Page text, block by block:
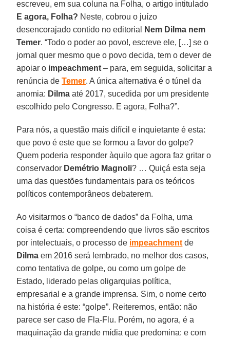
escreveu, em sua coluna na Folha, o artigo intitulado
E agora, Folha? Neste, cobrou o juízo
desencorajado contido no editorial
Nem Dilma nem
Temer. “Todo o poder ao povo!, escreve ele, […] se o
jornal quer mesmo que o povo decida, tem o dever de
apoiar o impeachment – para, em seguida, solicitar a
renúncia deTemer. A única alternativa é o túnel da
anomia: Dilma até 2017, sucedida por um presidente
escolhido pelo Congresso. E agora, Folha?”.
Para nós, a questão mais difícil e inquietante é esta:
que povo é este que se formou a favor do golpe?
Quem poderia responder àquilo que agora faz gritar o
conservador Demétrio Magnoli? … Quiçá esta seja
uma das questões fundamentais para os teóricos
políticos contemporâneos debaterem.
Ao visitarmos o “banco de dados” da Folha, uma
coisa é certa: compreendendo que livros são escritos
por intelectuais, o processo de impeachment de
Dilma em 2016 será lembrado, no melhor dos casos,
como tentativa de golpe, ou como um golpe de
Estado, liderado pelas oligarquias política,
empresarial e a grande imprensa. Sim, o nome certo
na história é este: “golpe”. Reiteremos, então: não
parece ser caso de Fla-Flu. Porém, no agora, é a
maquinação da grande mídia que predomina: e com